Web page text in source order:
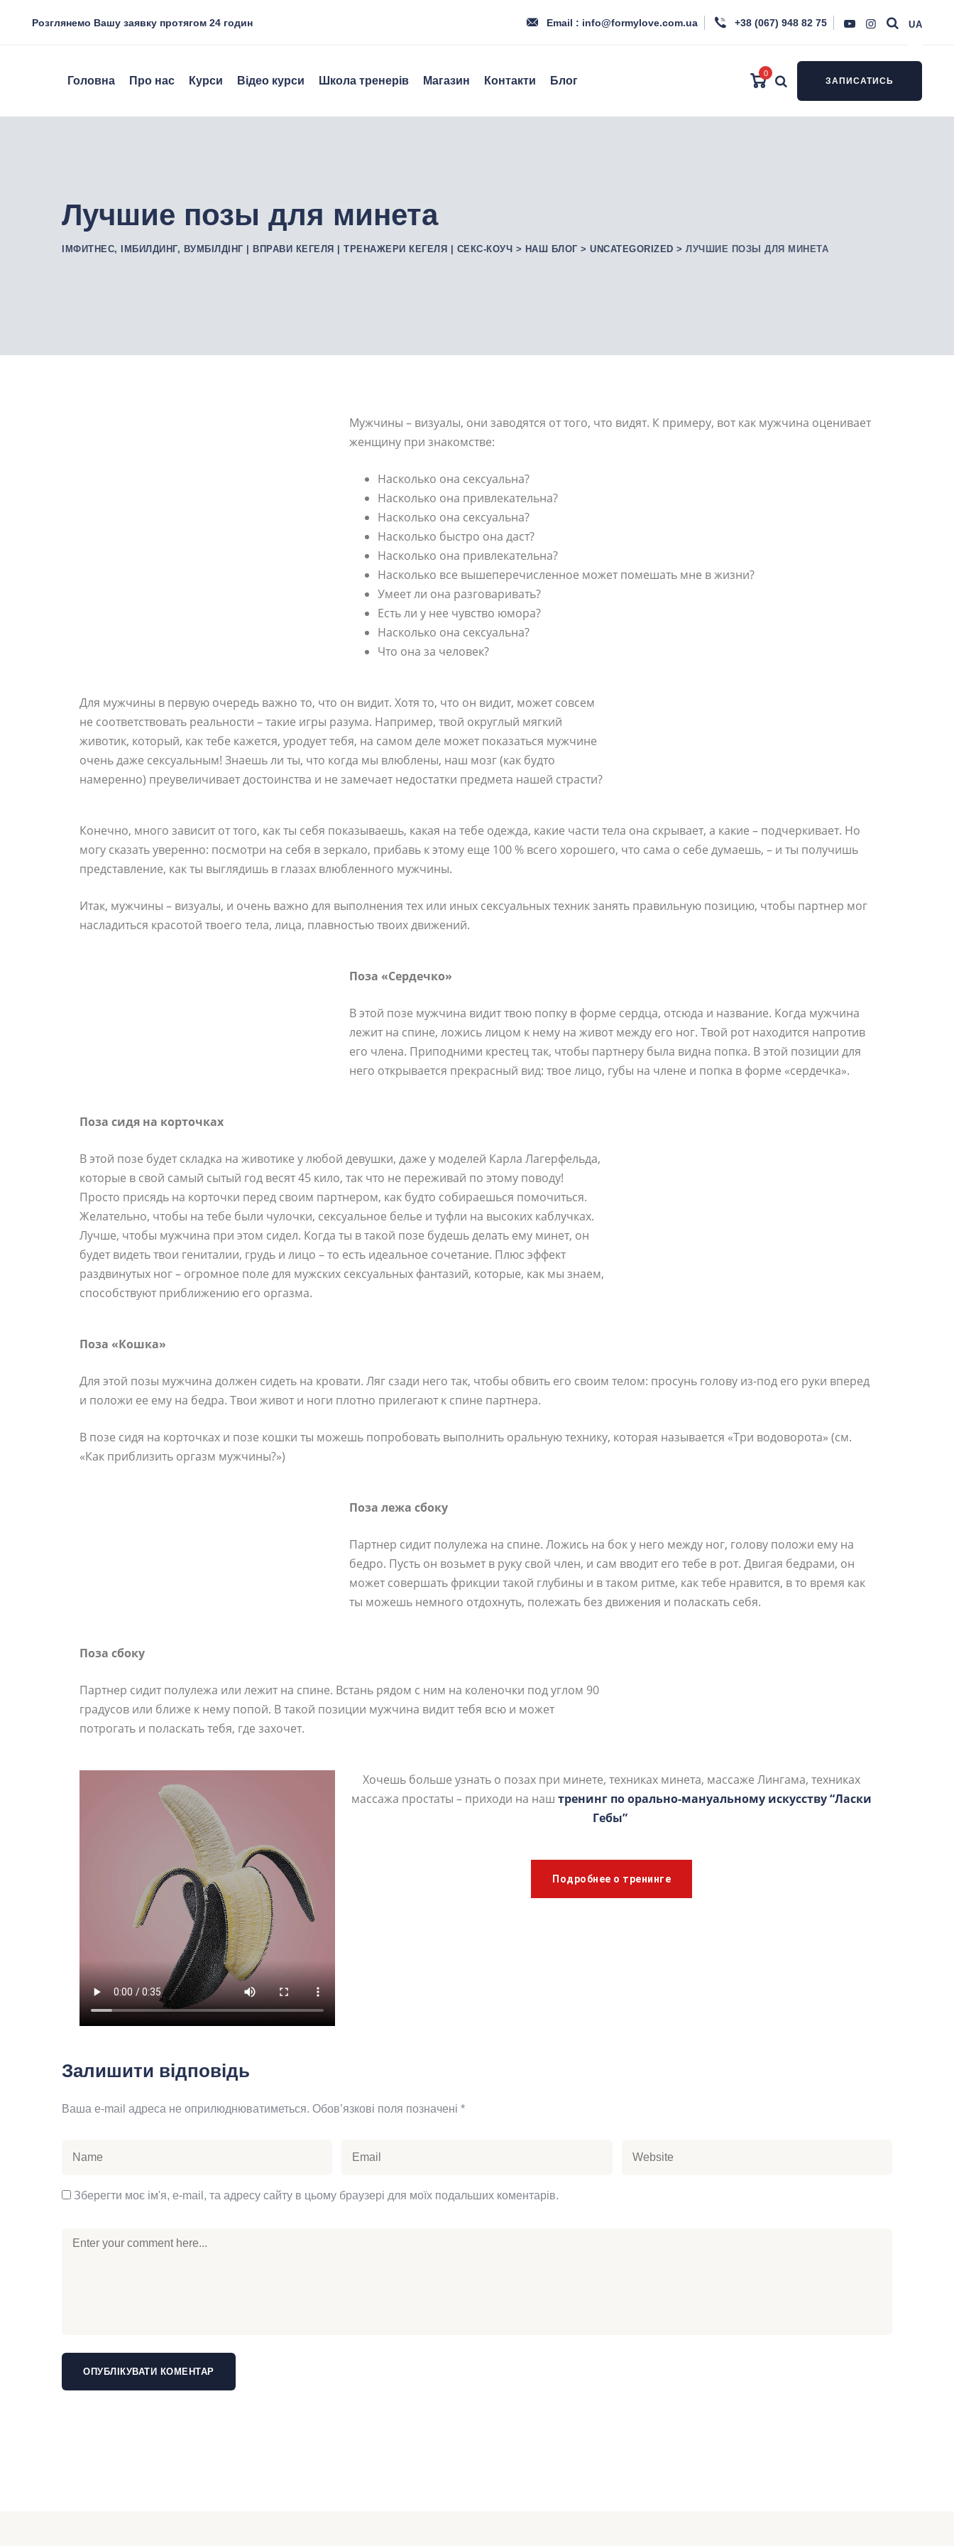
Розглянемо Вашу заявку протягом 24 годин Email : info@formylove.com.ua +38 (067) 948 82 75 UA
Головна Про нас Курси Відео курси Школа тренерів Магазин Контакти Блог
0
ЗАПИСАТИСЬ
Лучшие позы для минета
ІМФИТНЕС, ІМБИЛДИНГ, ВУМБІЛДІНГ | ВПРАВИ КЕГЕЛЯ | ТРЕНАЖЕРИ КЕГЕЛЯ | СЕКС-КОУЧ > НАШ БЛОГ > UNCATEGORIZED > ЛУЧШИЕ ПОЗЫ ДЛЯ МИНЕТА
Мужчины – визуалы, они заводятся от того, что видят. К примеру, вот как мужчина оценивает
женщину при знакомстве:
Насколько она сексуальна?
Насколько она привлекательна?
Насколько она сексуальна?
Насколько быстро она даст?
Насколько она привлекательна?
Насколько все вышеперечисленное может помешать мне в жизни?
Умеет ли она разговаривать?
Есть ли у нее чувство юмора?
Насколько она сексуальна?
Что она за человек?
Для мужчины в первую очередь важно то, что он видит. Хотя то, что он видит, может совсем
не соответствовать реальности – такие игры разума. Например, твой округлый мягкий
животик, который, как тебе кажется, уродует тебя, на самом деле может показаться мужчине
очень даже сексуальным! Знаешь ли ты, что когда мы влюблены, наш мозг (как будто
намеренно) преувеличивает достоинства и не замечает недостатки предмета нашей страсти?
Конечно, много зависит от того, как ты себя показываешь, какая на тебе одежда, какие части тела она скрывает, а какие – подчеркивает. Но
могу сказать уверенно: посмотри на себя в зеркало, прибавь к этому еще 100 % всего хорошего, что сама о себе думаешь, – и ты получишь
представление, как ты выглядишь в глазах влюбленного мужчины.
Итак, мужчины – визуалы, и очень важно для выполнения тех или иных сексуальных техник занять правильную позицию, чтобы партнер мог
насладиться красотой твоего тела, лица, плавностью твоих движений.
Поза «Сердечко»
В этой позе мужчина видит твою попку в форме сердца, отсюда и название. Когда мужчина
лежит на спине, ложись лицом к нему на живот между его ног. Твой рот находится напротив
его члена. Приподними крестец так, чтобы партнеру была видна попка. В этой позиции для
него открывается прекрасный вид: твое лицо, губы на члене и попка в форме «сердечка».
Поза сидя на корточках
В этой позе будет складка на животике у любой девушки, даже у моделей Карла Лагерфельда,
которые в свой самый сытый год весят 45 кило, так что не переживай по этому поводу!
Просто присядь на корточки перед своим партнером, как будто собираешься помочиться.
Желательно, чтобы на тебе были чулочки, сексуальное белье и туфли на высоких каблучках.
Лучше, чтобы мужчина при этом сидел. Когда ты в такой позе будешь делать ему минет, он
будет видеть твои гениталии, грудь и лицо – то есть идеальное сочетание. Плюс эффект
раздвинутых ног – огромное поле для мужских сексуальных фантазий, которые, как мы знаем,
способствуют приближению его оргазма.
Поза «Кошка»
Для этой позы мужчина должен сидеть на кровати. Ляг сзади него так, чтобы обвить его своим телом: просунь голову из-под его руки вперед
и положи ее ему на бедра. Твои живот и ноги плотно прилегают к спине партнера.
В позе сидя на корточках и позе кошки ты можешь попробовать выполнить оральную технику, которая называется «Три водоворота» (см.
«Как приблизить оргазм мужчины?»)
Поза лежа сбоку
Партнер сидит полулежа на спине. Ложись на бок у него между ног, голову положи ему на
бедро. Пусть он возьмет в руку свой член, и сам вводит его тебе в рот. Двигая бедрами, он
может совершать фрикции такой глубины и в таком ритме, как тебе нравится, в то время как
ты можешь немного отдохнуть, полежать без движения и поласкать себя.
Поза сбоку
Партнер сидит полулежа или лежит на спине. Встань рядом с ним на коленочки под углом 90
градусов или ближе к нему попой. В такой позиции мужчина видит тебя всю и может
потрогать и поласкать тебя, где захочет.
Хочешь больше узнать о позах при минете, техниках минета, массаже Лингама, техниках
массажа простаты – приходи на наштренинг по орально-мануальному искусству “Ласки
Гебы”
Подробнее о тренинге
Залишити відповідь
Ваша e-mail адреса не оприлюднюватиметься. Обов’язкові поля позначені *
Зберегти моє ім'я, e-mail, та адресу сайту в цьому браузері для моїх подальших коментарів.